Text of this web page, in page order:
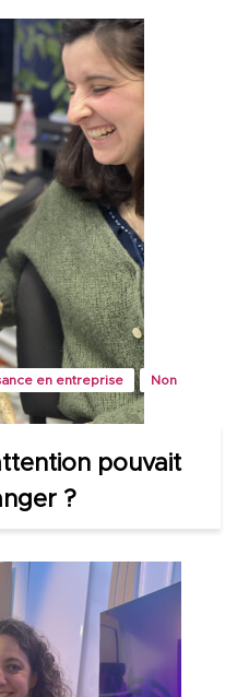
en entreprise Non
pouvait
?